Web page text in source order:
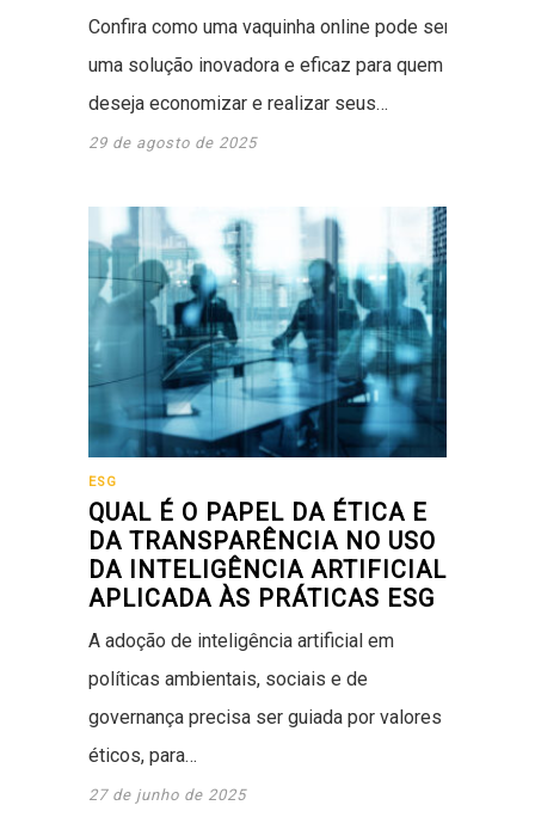
Confira como uma vaquinha online pode ser
uma solução inovadora e eficaz para quem
deseja economizar e realizar seus…
29 de agosto de 2025
ESG
QUAL É O PAPEL DA ÉTICA E
DA TRANSPARÊNCIA NO USO
DA INTELIGÊNCIA ARTIFICIAL
APLICADA ÀS PRÁTICAS ESG
A adoção de inteligência artificial em
políticas ambientais, sociais e de
governança precisa ser guiada por valores
éticos, para…
27 de junho de 2025